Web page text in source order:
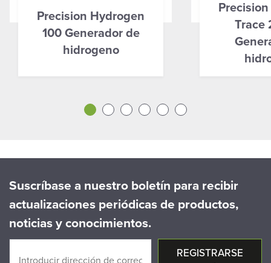
Precision Hydrogen
100 Generador de
hidrogeno
Trace
Suscríbase a nuestro boletín para recibir
actualizaciones periódicas de productos,
noticias y conocimientos.
REGISTRARSE